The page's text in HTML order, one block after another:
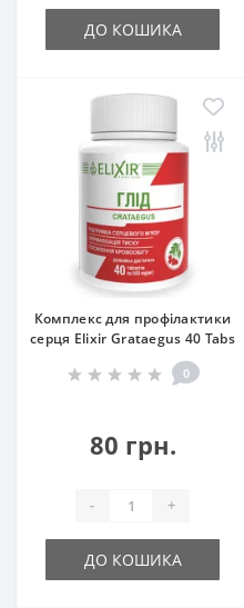
ДО КОШИКА
Комплекс для профілактики
серця Elixir Grataegus 40 Tabs
0
80 грн.
- +
ДО КОШИКА